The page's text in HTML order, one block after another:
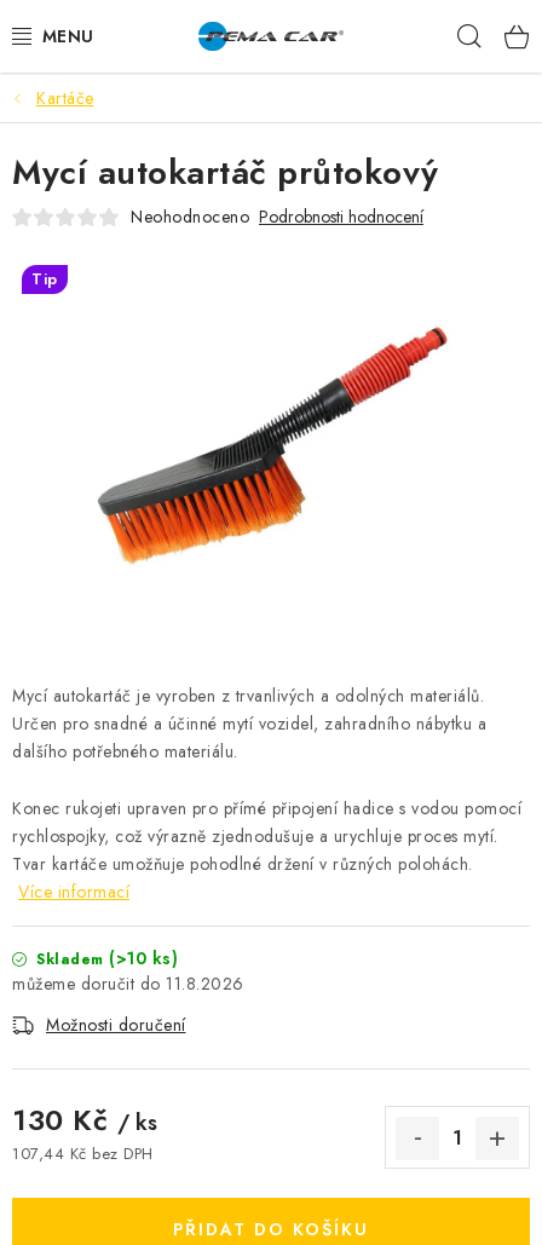
na
NOVINKY
DOPRODEJ
AUTODOPLŇKY
TUNING
O nás Doprava Značky Kontakty
Kartáče
Mycí autokartáč je vyroben z trvanlivých a odolných materiálů.
Určen pro snadné a účinné mytí vozidel, zahradního nábytku a
dalšího potřebného materiálu.
Konec rukojeti upraven pro přímé připojení hadice s vodou pomocí
rychlospojky, což výrazně zjednodušuje a urychluje proces mytí.
Tvar kartáče umožňuje pohodlné držení v různých polohách.
Více informací
Skladem (>10 ks)
11.8.2026
Možnosti doručení
130 Kč / ks
107,44 Kč bez DPH
PŘIDAT DO KOŠÍKU
Mycí autokartáč průtokový
Neohodnoceno Podrobnosti hodnocení
Tip